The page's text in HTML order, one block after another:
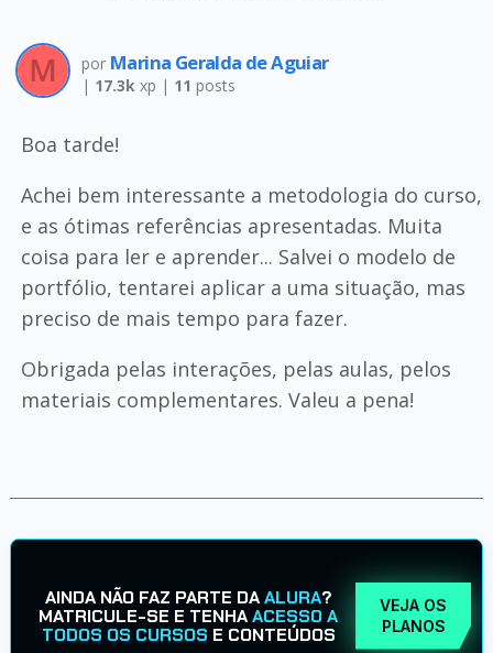
por Marina Geralda de Aguiar
| 17.3kxp | 11 posts
Boa tarde!
Achei bem interessante a metodologia do curso,
e as ótimas referências apresentadas. Muita
coisa para ler e aprender... Salvei o modelo de
portfólio, tentarei aplicar a uma situação, mas
preciso de mais tempo para fazer.
Obrigada pelas interações, pelas aulas, pelos
materiais complementares. Valeu a pena!
AINDA NÃO FAZ PARTE DAALURA?
MATRICULE-SE E TENHAACESSO A
TODOS OS CURSOS E CONTEÚDOS
VEJA OS
PLANOS